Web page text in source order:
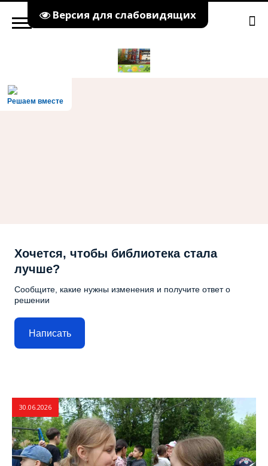
Версия для слабовидящих
Решаем вместе
Хочется, чтобы библиотека стала
лучше?
Сообщите, какие нужны изменения и получите ответ о
решении
Написать
30.06.2026